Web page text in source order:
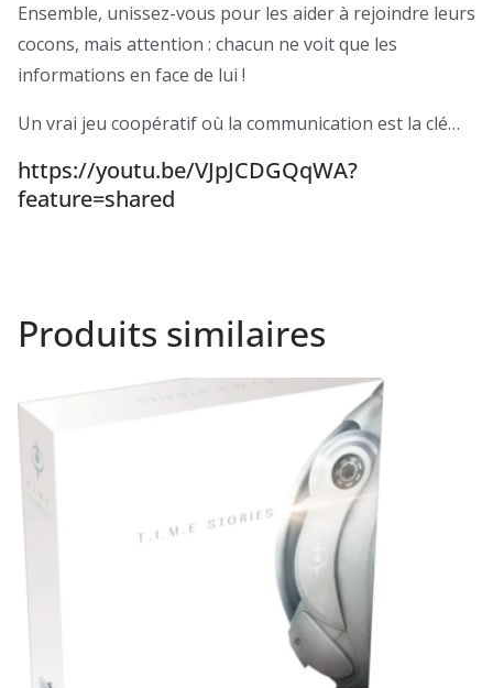
Ensemble, unissez-vous pour les aider à rejoindre leurs
cocons, mais attention : chacun ne voit que les
informations en face de lui !
Un vrai jeu coopératif où la communication est la clé…
https://youtu.be/VJpJCDGQqWA?
feature=shared
Produits similaires